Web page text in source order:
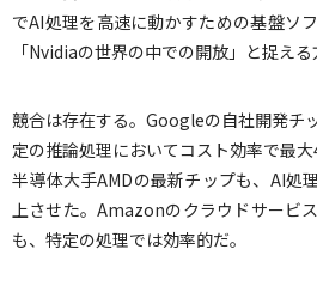
でAI処理を高速に動かすための基盤ソ
「Nvidiaの世界の中での開放」と捉える
競合は存在する。Googleの自社開発チ
定の推論処理においてコスト効率で最大
半導体大手AMDの最新チップも、AI処
上させた。Amazonのクラウドサービ
も、特定の処理では効率的だ。